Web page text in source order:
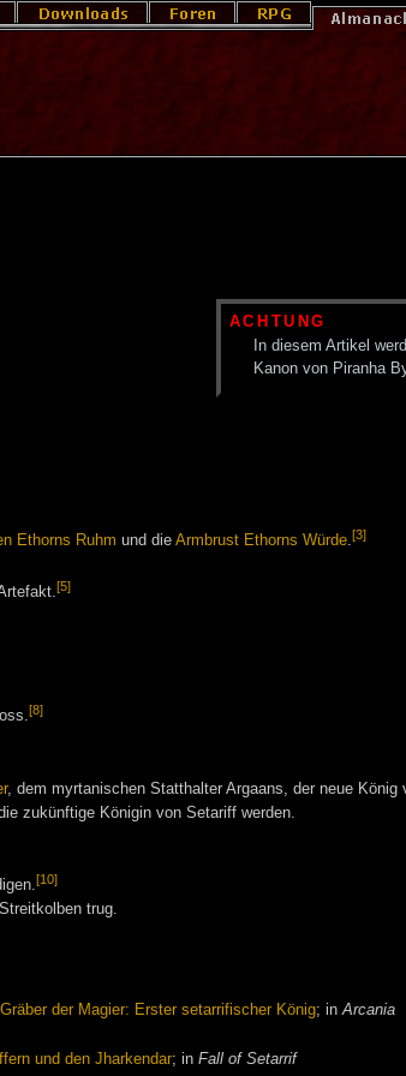
ACHTUNG
In diesem Artikel
Kanon von Piranha
Ethorns Ruhm und die Armbrust Ethorns Würde [3]
[5]
[8]
, dem myrtanischen Statthalter Argaans, der neue König
zukünftige Königin von Setariff werden.
[10]
trug.
der Magier: Erster setarrifischer König; inArcania
und den Jharkendar; inFall of Setarrif